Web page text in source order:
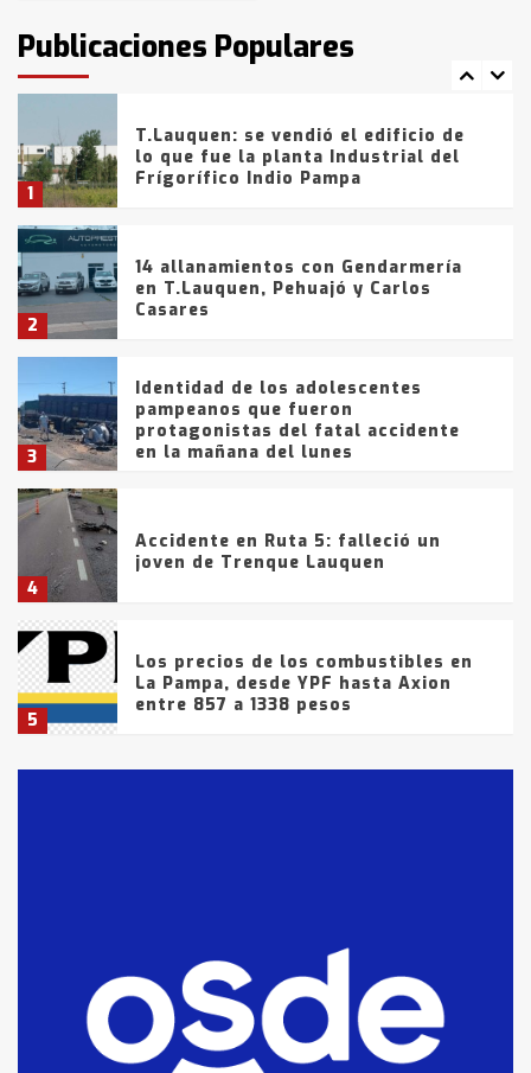
Publicaciones Populares
fueron detenidos por
comercialización de drogas en la
tarde del sábado
1
T.Lauquen: se vendió el edificio de
lo que fue la planta Industrial del
Frígorífico Indio Pampa
2
14 allanamientos con Gendarmería
en T.Lauquen, Pehuajó y Carlos
Casares
3
Identidad de los adolescentes
pampeanos que fueron
protagonistas del fatal accidente
en la mañana del lunes
4
Accidente en Ruta 5: falleció un
joven de Trenque Lauquen
5
Los precios de los combustibles en
La Pampa, desde YPF hasta Axion
entre 857 a 1338 pesos
fueron detenidos por
comercialización de drogas en la
tarde del sábado
T.Lauquen: se vendió el edificio de